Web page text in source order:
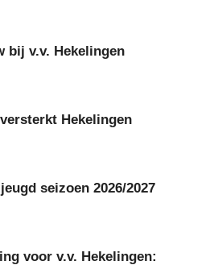
bij v.v. Hekelingen
Hekelingen
seizoen 2026/2027
voor v.v. Hekelingen: